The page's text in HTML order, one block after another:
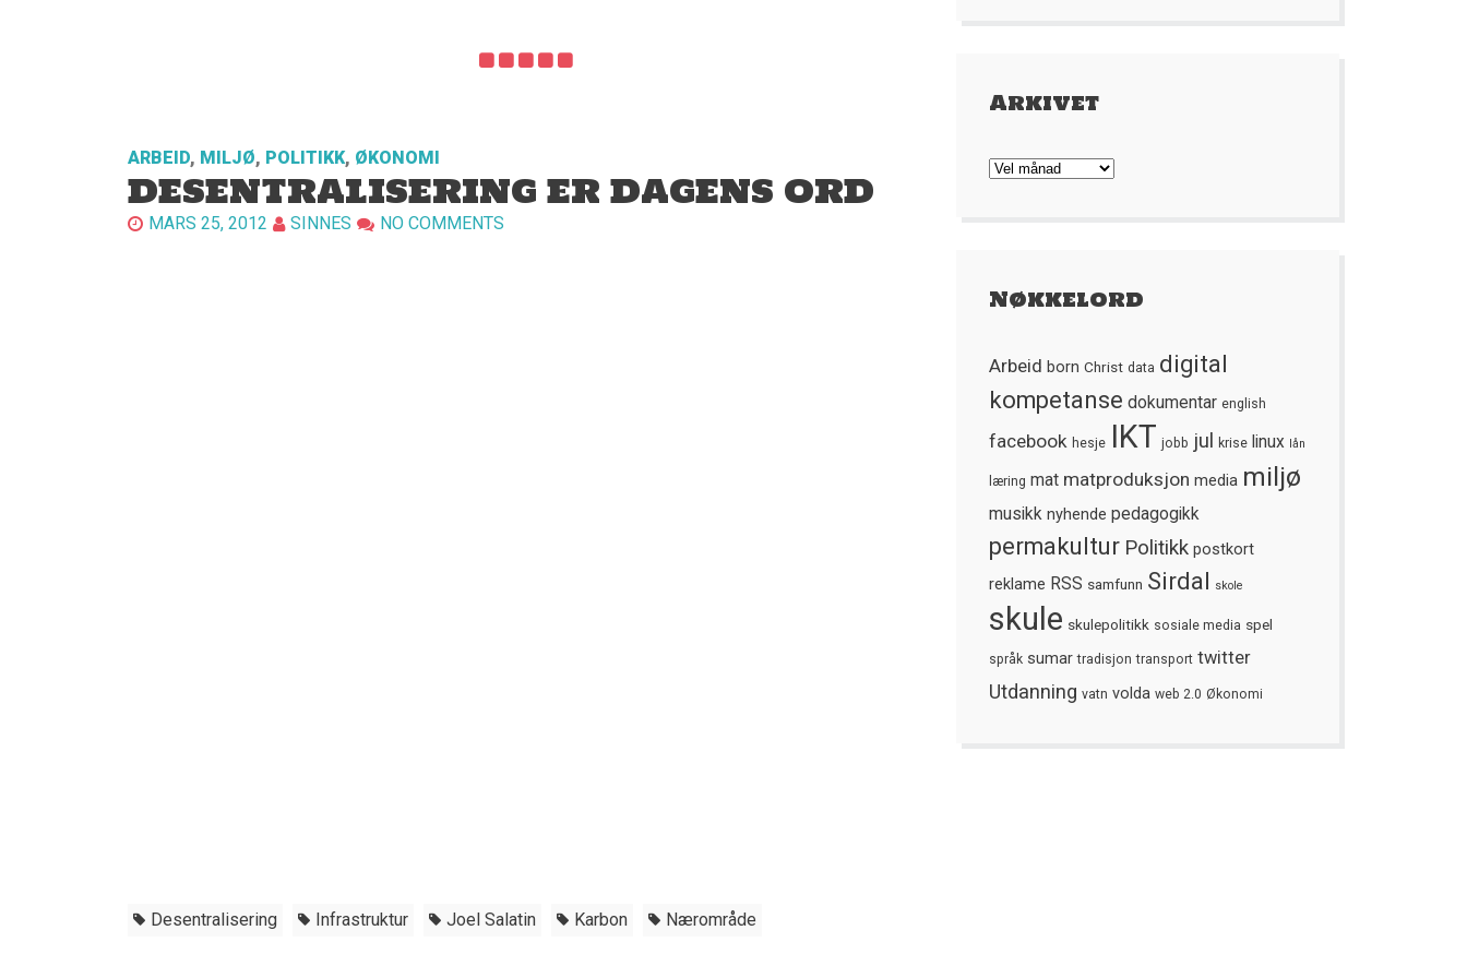
ARBEID, MILJØ, POLITIKK, ØKONOMI
DESENTRALISERING ER DAGENS ORD
MARS 25, 2012 SINNES NO COMMENTS
Desentralisering Infrastruktur Joel Salatin Karbon Nærområde
Arkivet
Arkivet
Nøkkelord
Arbeid born Christ data digital
kompetanse dokumentar english
facebook hesje IKT jobb jul krise linux lån
læring mat matproduksjon media miljø
musikk nyhende pedagogikk
permakultur Politikk postkort
reklame RSS samfunn Sirdal skole
skule skulepolitikk sosiale media spel
språk sumar tradisjon transport twitter
Utdanning vatn volda web 2.0 Økonomi